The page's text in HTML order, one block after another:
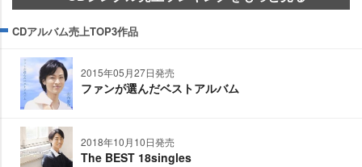
CDアルバム売上TOP3作品
2015年05月27日発売
ファンが選んだベストアルバム
2018年10月10日発売
The BEST 18singles